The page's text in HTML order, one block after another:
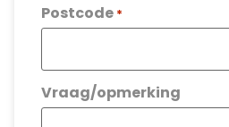
Postcode *
Vraag/opmerking